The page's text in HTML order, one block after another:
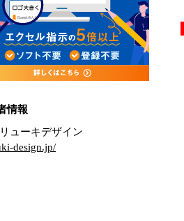
情報
ューキデザイン
design.jp/